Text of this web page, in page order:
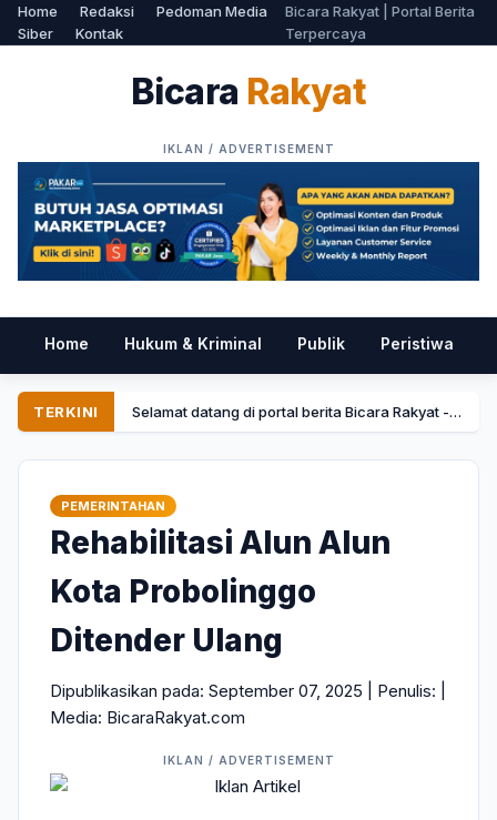
Home Redaksi
Pedoman Media
Siber
Kontak
Bicara Rakyat | Portal Berita
Terpercaya
Bicara Rakyat
Home Hukum & Kriminal Publik Peristiwa
TERKINI Selamat datang di portal berita Bicara Rakyat - Menyajikan informasi tercepat dan terpercaya.
PEMERINTAHAN
Rehabilitasi Alun Alun
Kota Probolinggo
Ditender Ulang
Dipublikasikan pada: September 07, 2025 | Penulis:
Media: BicaraRakyat.com